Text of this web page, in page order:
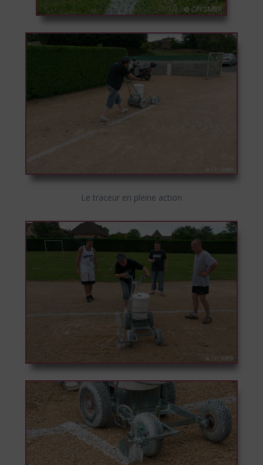
Le traceur en pleine action